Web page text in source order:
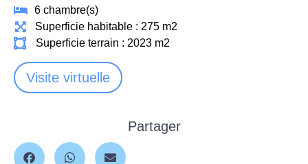
6 chambre(s)
Superficie habitable : 275 m2
Superficie terrain : 2023 m2
Visite virtuelle
Partager